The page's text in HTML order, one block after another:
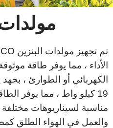
الأداء ، مما يوفر طاقة
19 كيلو واط ، مما يوفر
مناسبة لسيناريوهات
والعمل في الهواء الطلق